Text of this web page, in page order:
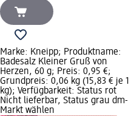
Marke: Kneipp; Produktname:
Badesalz Kleiner Gruß von
Herzen, 60 g; Preis: 0,95 €;
Grundpreis: 0,06 kg (15,83 € je 1
kg); Verfügbarkeit: Status rot
Nicht lieferbar, Status grau dm-
Markt wählen